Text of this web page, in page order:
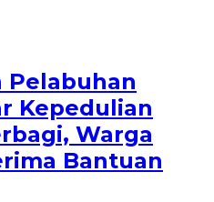
Pelabuhan
Kepedulian
Warga
Bantuan